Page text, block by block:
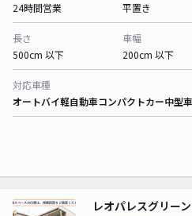
24時間営業
平置き
長さ
500cm 以下
車幅
200cm 以下
対応車種
オートバイ軽自動車コンパクトカー中型車
レオパレスグリー